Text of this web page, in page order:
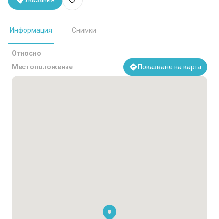
Информация Снимки
Относно
Местоположение
Показване на карта